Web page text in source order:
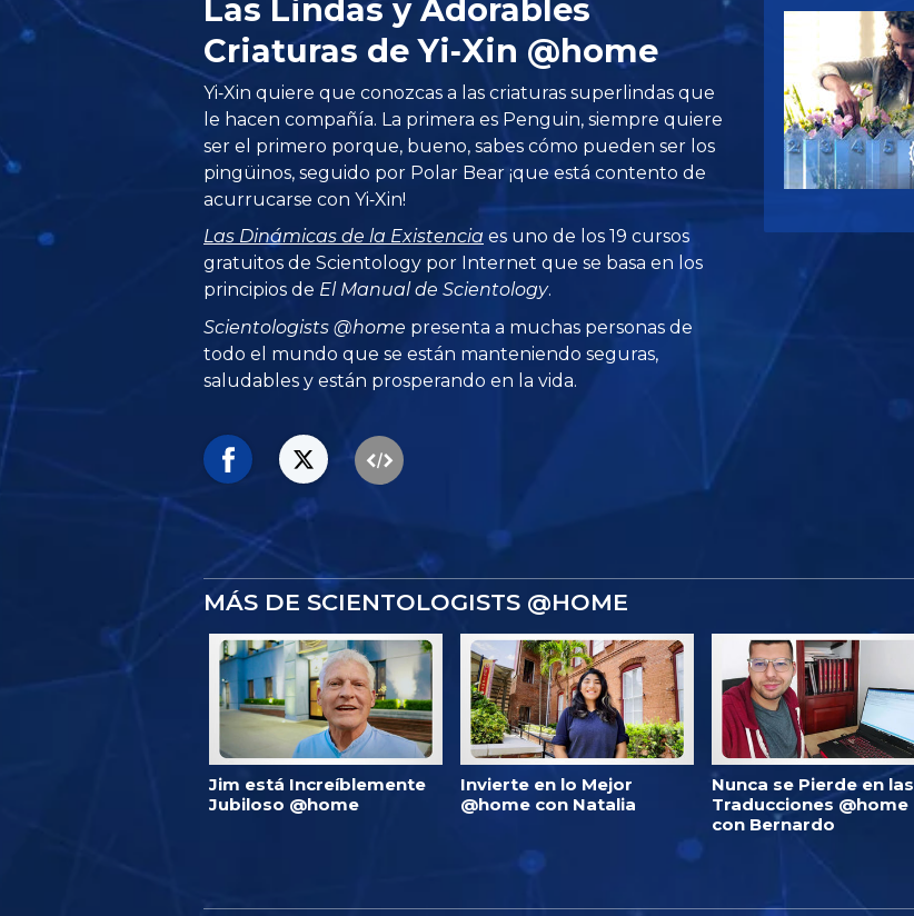
Las Lindas y Adorables
Criaturas de Yi‑Xin @home
Yi‑Xin quiere que conozcas a las criaturas superlindas que
le hacen compañía. La primera es Penguin, siempre quiere
ser el primero porque, bueno, sabes cómo pueden ser los
pingüinos, seguido por Polar Bear ¡que está contento de
acurrucarse con Yi‑Xin!
Las Dinámicas de la Existencia es uno de los 19 cursos
gratuitos de Scientology por Internet que se basa en los
principios de El Manual de Scientology.
Scientologists @home presenta a muchas personas de
todo el mundo que se están manteniendo seguras,
saludables y están prosperando en la vida.
MÁS DE SCIENTOLOGISTS @HOME
Jim está Increíblemente
Jubiloso @home
Invierte en lo Mejor
@home con Natalia
Nunca se Pierde en las
Traducciones @home
con Bernardo